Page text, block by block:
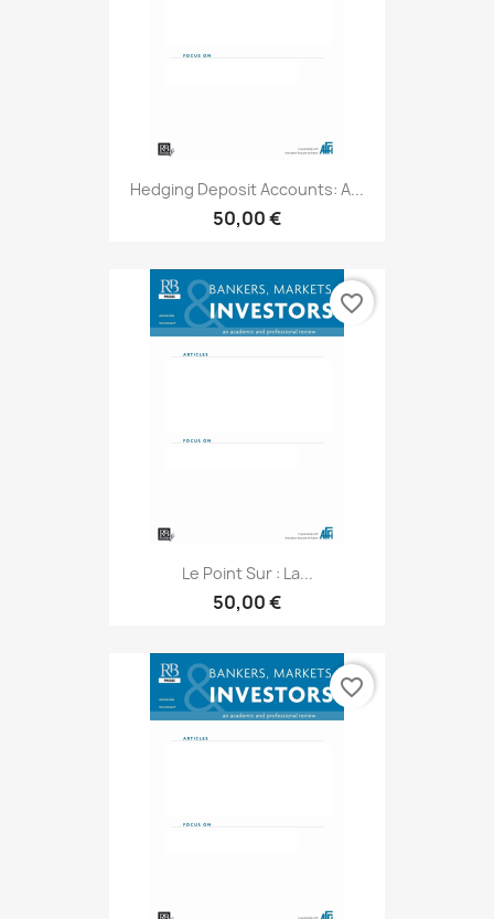
Hedging Deposit Accounts: A...
50,00 €
Le Point Sur : La...
50,00 €
favorite_border
favorite_border